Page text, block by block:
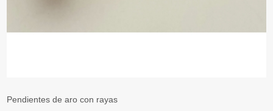
Pendientes de aro con rayas